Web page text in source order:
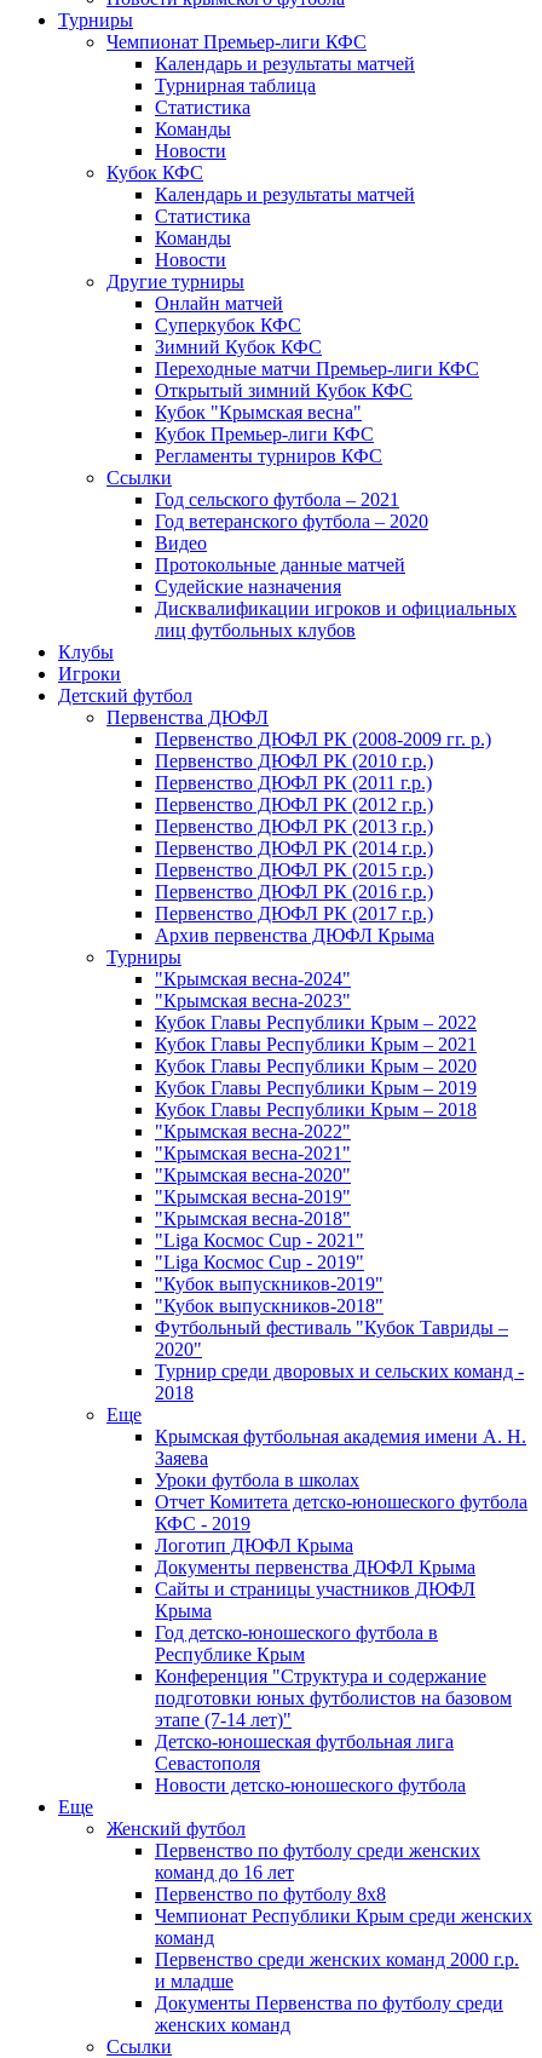
Турниры
Чемпионат Премьер-лиги КФС
Календарь и результаты матчей
Турнирная таблица
Статистика
Команды
Новости
Кубок КФС
Календарь и результаты матчей
Статистика
Команды
Новости
Другие турниры
Онлайн матчей
Суперкубок КФС
Зимний Кубок КФС
Переходные матчи Премьер-лиги КФС
Открытый зимний Кубок КФС
Кубок "Крымская весна"
Кубок Премьер-лиги КФС
Регламенты турниров КФС
Ссылки
Год сельского футбола – 2021
Год ветеранского футбола – 2020
Видео
Протокольные данные матчей
Судейские назначения
Дисквалификации игроков и официальных
лиц футбольных клубов
Клубы
Игроки
Детский футбол
Первенства ДЮФЛ
Первенство ДЮФЛ РК (2008-2009 гг. р.)
Первенство ДЮФЛ РК (2010 г.р.)
Первенство ДЮФЛ РК (2011 г.р.)
Первенство ДЮФЛ РК (2012 г.р.)
Первенство ДЮФЛ РК (2013 г.р.)
Первенство ДЮФЛ РК (2014 г.р.)
Первенство ДЮФЛ РК (2015 г.р.)
Первенство ДЮФЛ РК (2016 г.р.)
Первенство ДЮФЛ РК (2017 г.р.)
Архив первенства ДЮФЛ Крыма
Турниры
"Крымская весна-2024"
"Крымская весна-2023"
Кубок Главы Республики Крым – 2022
Кубок Главы Республики Крым – 2021
Кубок Главы Республики Крым – 2020
Кубок Главы Республики Крым – 2019
Кубок Главы Республики Крым – 2018
"Крымская весна-2022"
"Крымская весна-2021"
"Крымская весна-2020"
"Крымская весна-2019"
"Крымская весна-2018"
"Liga Космос Cup - 2021"
"Liga Космос Cup - 2019"
"Кубок выпускников-2019"
"Кубок выпускников-2018"
Футбольный фестиваль "Кубок Тавриды –
2020"
Турнир среди дворовых и сельских команд -
2018
Еще
Крымская футбольная академия имени А. Н.
Заяева
Уроки футбола в школах
Отчет Комитета детско-юношеского футбола
КФС - 2019
Логотип ДЮФЛ Крыма
Документы первенства ДЮФЛ Крыма
Сайты и страницы участников ДЮФЛ
Крыма
Год детско-юношеского футбола в
Республике Крым
Конференция "Структура и содержание
подготовки юных футболистов на базовом
этапе (7-14 лет)"
Детско-юношеская футбольная лига
Севастополя
Новости детско-юношеского футбола
Еще
Женский футбол
Первенство по футболу среди женских
команд до 16 лет
Первенство по футболу 8х8
Чемпионат Республики Крым среди женских
команд
Первенство среди женских команд 2000 г.р.
и младше
Документы Первенства по футболу среди
женских команд
Ссылки